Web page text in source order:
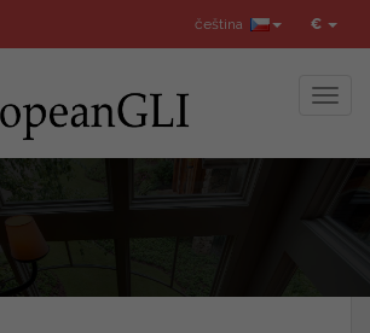
€
čeština